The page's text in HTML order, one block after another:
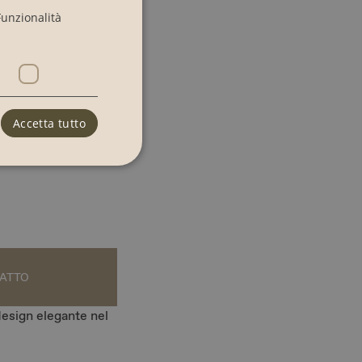
elegante nel
Accetta tutto
la gestione
per
È